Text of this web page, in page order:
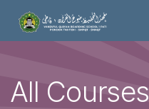
Skip to Content
All Courses